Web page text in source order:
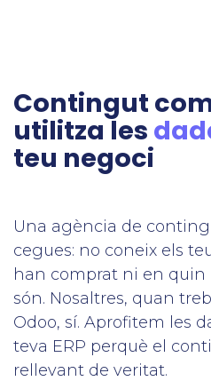
Contingut
utilitza les
teu negoci
Una agència de
cegues: no coneix els
han comprat ni en
són. Nosaltres, quan
Odoo, sí. Aprofitem les
teva ERP perquè el
rellevant de veritat.